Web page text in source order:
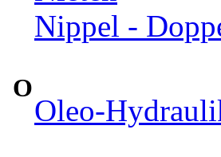
Nippel -
O
Oleo-